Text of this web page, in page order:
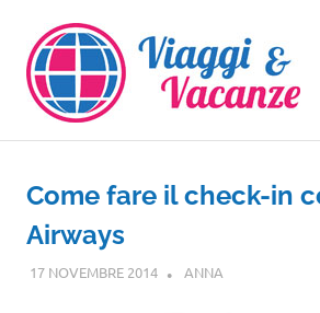
contenuto
Come fare il check-in
Airways
17 NOVEMBRE 2014 ANNA